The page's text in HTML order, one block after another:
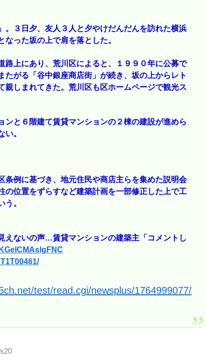
３日夕、友人３人と夕やけだんだんを訪れた横浜
った坂の上で肩を落とした。
上にあり、荒川区によると、１９９０年に公募で
がる「谷中銀座商店街」が続き、坂の上からレト
親しまれてきた。荒川区も区ホームページで観光ス
と６階建て賃貸マンションの２棟の建設が進めら
。
例に基づき、地元住民や商店主らを集めた説明会
位置をずらすなど建築計画を一部修正した上で工
。
えないの声…賃貸マンションの建築主「コメントし
test/read.cgi/newsplus/1764999077/